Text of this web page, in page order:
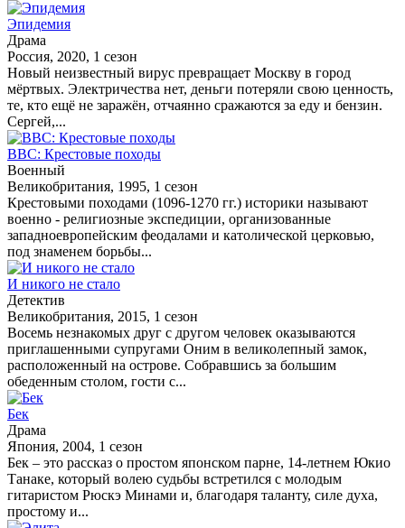
Эпидемия
Драма
Россия, 2020, 1 сезон
Новый неизвестный вирус превращает Москву в город
мёртвых. Электричества нет, деньги потеряли свою ценность,
те, кто ещё не заражён, отчаянно сражаются за еду и бензин.
Сергей,...
BBC: Крестовые походы
Военный
Великобритания, 1995, 1 сезон
Крестовыми походами (1096-1270 гг.) историки называют
военно - религиозные экспедиции, организованные
западноевропейским феодалами и католической церковью,
под знаменем борьбы...
И никого не стало
Детектив
Великобритания, 2015, 1 сезон
Восемь незнакомых друг с другом человек оказываются
приглашенными супругами Оним в великолепный замок,
расположенный на острове. Собравшись за большим
обеденным столом, гости с...
Бек
Драма
Япония, 2004, 1 сезон
Бек – это рассказ о простом японском парне, 14-летнем Юкио
Танаке, который волею судьбы встретился с молодым
гитаристом Рюскэ Минами и, благодаря таланту, силе духа,
простому и...